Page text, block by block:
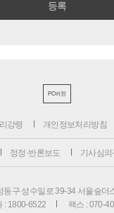
PC버전
강령 개인정보처리방침
정정·반론보도 기사심의
동구 성수일로 39-34 서울숲더
: 1800-6522
팩스 : 070-